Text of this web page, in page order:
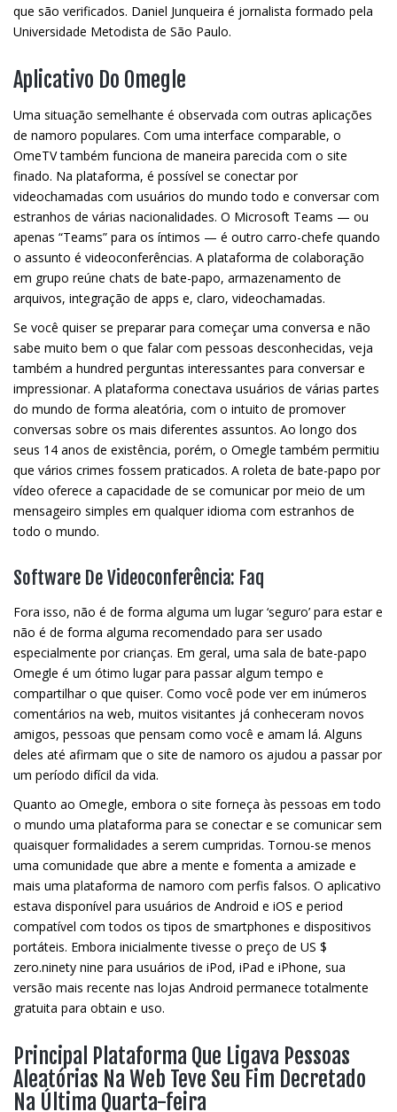
que são verificados. Daniel Junqueira é jornalista formado pela
Universidade Metodista de São Paulo.
Aplicativo Do Omegle
Uma situação semelhante é observada com outras aplicações
de namoro populares. Com uma interface comparable, o
OmeTV também funciona de maneira parecida com o site
finado. Na plataforma, é possível se conectar por
videochamadas com usuários do mundo todo e conversar com
estranhos de várias nacionalidades. O Microsoft Teams — ou
apenas “Teams” para os íntimos — é outro carro-chefe quando
o assunto é videoconferências. A plataforma de colaboração
em grupo reúne chats de bate-papo, armazenamento de
arquivos, integração de apps e, claro, videochamadas.
Se você quiser se preparar para começar uma conversa e não
sabe muito bem o que falar com pessoas desconhecidas, veja
também a hundred perguntas interessantes para conversar e
impressionar. A plataforma conectava usuários de várias partes
do mundo de forma aleatória, com o intuito de promover
conversas sobre os mais diferentes assuntos. Ao longo dos
seus 14 anos de existência, porém, o Omegle também permitiu
que vários crimes fossem praticados. A roleta de bate-papo por
vídeo oferece a capacidade de se comunicar por meio de um
mensageiro simples em qualquer idioma com estranhos de
todo o mundo.
Software De Videoconferência: Faq
Fora isso, não é de forma alguma um lugar ‘seguro’ para estar e
não é de forma alguma recomendado para ser usado
especialmente por crianças. Em geral, uma sala de bate-papo
Omegle é um ótimo lugar para passar algum tempo e
compartilhar o que quiser. Como você pode ver em inúmeros
comentários na web, muitos visitantes já conheceram novos
amigos, pessoas que pensam como você e amam lá. Alguns
deles até afirmam que o site de namoro os ajudou a passar por
um período difícil da vida.
Quanto ao Omegle, embora o site forneça às pessoas em todo
o mundo uma plataforma para se conectar e se comunicar sem
quaisquer formalidades a serem cumpridas. Tornou-se menos
uma comunidade que abre a mente e fomenta a amizade e
mais uma plataforma de namoro com perfis falsos. O aplicativo
estava disponível para usuários de Android e iOS e period
compatível com todos os tipos de smartphones e dispositivos
portáteis. Embora inicialmente tivesse o preço de US $
zero.ninety nine para usuários de iPod, iPad e iPhone, sua
versão mais recente nas lojas Android permanece totalmente
gratuita para obtain e uso.
Principal Plataforma Que Ligava Pessoas
Aleatórias Na Web Teve Seu Fim Decretado
Na Última Quarta-feira